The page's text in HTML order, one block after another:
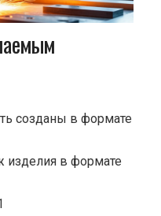
созданы в формате
изделия в формате